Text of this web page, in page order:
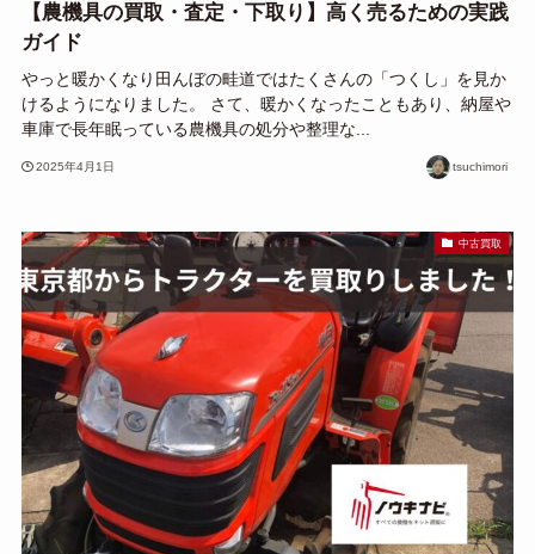
【農機具の買取・査定・下取り】高く売るための実践
ガイド
やっと暖かくなり田んぼの畦道ではたくさんの「つくし」を見か
けるようになりました。 さて、暖かくなったこともあり、納屋や
車庫で長年眠っている農機具の処分や整理な...
2025年4月1日 tsuchimori
中古買取